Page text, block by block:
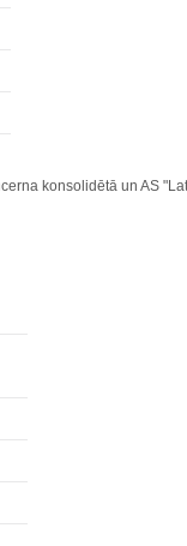
konsolidētā un AS